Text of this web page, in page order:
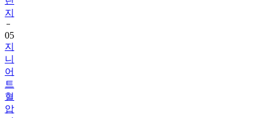
05
지
니
어
트
혈
압
기
록